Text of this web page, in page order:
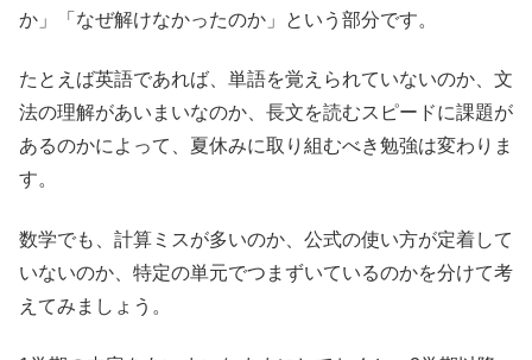
か」「なぜ解けなかったのか」という部分です。
たとえば英語であれば、単語を覚えられていないのか、文
法の理解があいまいなのか、長文を読むスピードに課題が
あるのかによって、夏休みに取り組むべき勉強は変わりま
す。
数学でも、計算ミスが多いのか、公式の使い方が定着して
いないのか、特定の単元でつまずいているのかを分けて考
えてみましょう。